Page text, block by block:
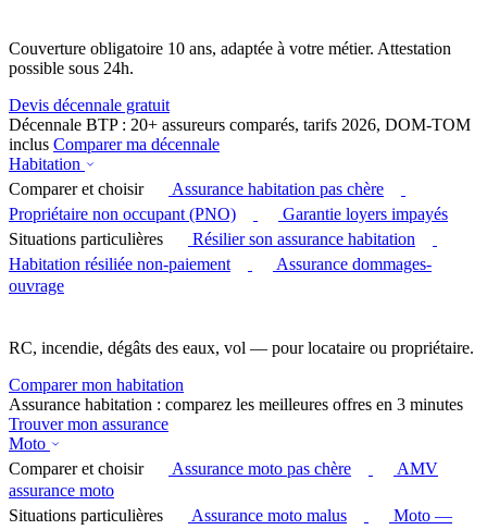
Couverture obligatoire 10 ans, adaptée à votre métier. Attestation
possible sous 24h.
Devis décennale gratuit
Décennale BTP : 20+ assureurs comparés, tarifs 2026, DOM-TOM
inclus Comparer ma décennale
Habitation
Comparer et choisir
Assurance habitation pas chère
Propriétaire non occupant (PNO)
Garantie loyers impayés
Situations particulières
Résilier son assurance habitation
Habitation résiliée non-paiement
Assurance dommages-
ouvrage
RC, incendie, dégâts des eaux, vol — pour locataire ou propriétaire.
Comparer mon habitation
Assurance habitation : comparez les meilleures offres en 3 minutes
Trouver mon assurance
Moto
Comparer et choisir
Assurance moto pas chère
AMV
assurance moto
Situations particulières
Assurance moto malus
Moto —